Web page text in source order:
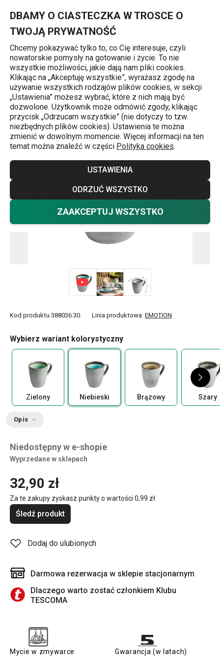
DBAMY O CIASTECZKA W TROSCE O
TWOJĄ PRYWATNOŚĆ
Chcemy pokazywać tylko to, co Cię interesuje, czyli
nowatorskie pomysły na gotowanie i życie. To nie
wszystkie możliwości, jakie dają nam pliki cookies.
Klikając na „Akceptuję wszystkie”, wyrażasz zgodę na
używanie wszystkich rodzajów plików cookies, w sekcji
„Ustawienia” możesz wybrać, które z nich mają być
dozwolone. Użytkownik może odmówić zgody, klikając
przycisk „Odrzucam wszystkie” (nie dotyczy to tzw.
niezbędnych plików cookies). Ustawienia te można
zmienić w dowolnym momencie. Więcej informacji na ten
temat można znaleźć w części Polityka cookies.
USTAWIENIA
ODRZUĆ WSZYSTKO
ZAAKCEPTUJ WSZYSTKO
Kubki
Kubek EMOTION 440 ml, niebieski
Kod produktu 388036.30 Linia produktowa: EMOTION
Wybierz wariant kolorystyczny
Zielony Niebieski Brązowy Szary
Opis
Niedostępny w e-shopie
Wyprzedane w sklepach
32,90 zł
Za te zakupy zyskasz punkty o wartości 0,99 zł
Śledź produkt
Dodaj do ulubionych
Darmowa rezerwacja w sklepie stacjonarnym
Dlaczego warto zostać członkiem Klubu
TESCOMA
Mycie w zmywarce Gwarancja (w latach)